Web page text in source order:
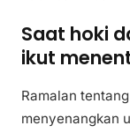
Saat hoki
ikut
Ramalan
menyenangkan